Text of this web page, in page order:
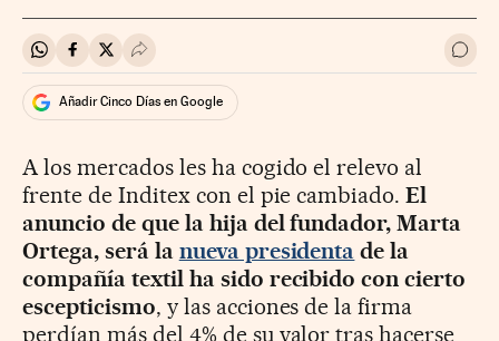
Compartir en Whatsapp
Compartir en Facebook
Compartir en Twitter
Desplegar Redes Sociales Ir a
Añadir Cinco Días en Google
A los mercados les ha cogido el relevo al
frente de Inditex con el pie cambiado.El
anuncio de que la hija del fundador, Marta
Ortega, será la nueva presidenta de la
compañía textil ha sido recibido con cierto
escepticismo, y las acciones de la firma
perdían más del 4% de su valor tras hacerse